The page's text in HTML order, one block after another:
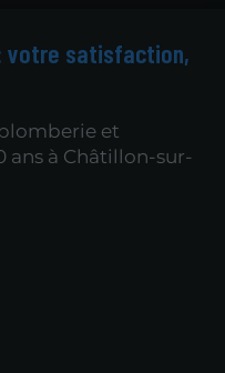
votre satisfaction,
et
ans à Châtillon-sur-